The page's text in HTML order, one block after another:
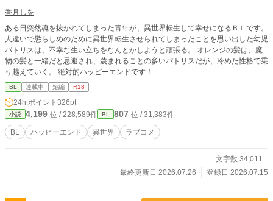
香月しを
ある日突然魂を抜かれてしまった青年が、異世界転生して幸せになるＢＬです。
人違いで懲らしめのために異世界転生させられてしまったことを思い出した幼児
パトリスは、不幸な生い立ちをなんとかしようと頑張る。 オレンジの髪は、魔
物の髪と一緒だと忌避され、蔑まれることの多いパトリスだが、冷めた性格で乗
り越えていく。 絶対的ハッピーエンドです！
BL 連載中 短編 R18
24h.ポイント 326pt
小説 4,199 位 / 228,589件 BL 807 位 / 31,383件
BL ハッピーエンド 異世界 ラブコメ
文字数 34,011
最終更新日 2026.07.26
登録日 2026.07.15